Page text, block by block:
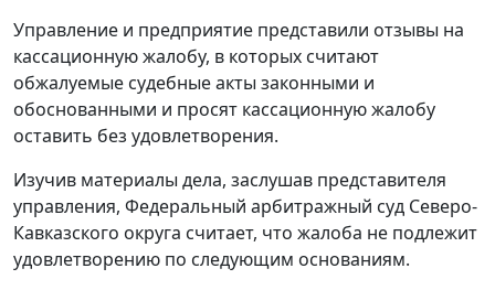
Управление и предприятие представили отзывы на
кассационную жалобу, в которых считают
обжалуемые судебные акты законными и
обоснованными и просят кассационную жалобу
оставить без удовлетворения.
Изучив материалы дела, заслушав представителя
управления, Федеральный арбитражный суд Северо-
Кавказского округа считает, что жалоба не подлежит
удовлетворению по следующим основаниям.